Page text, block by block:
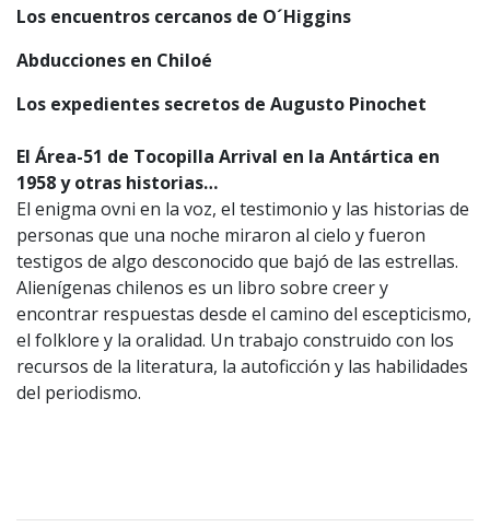
Los encuentros cercanos de O´Higgins
Abducciones en Chiloé
Los expedientes secretos de Augusto Pinochet
El Área-51 de Tocopilla Arrival en la Antártica en
1958 y otras historias…
El enigma ovni en la voz, el testimonio y las historias de
personas que una noche miraron al cielo y fueron
testigos de algo desconocido que bajó de las estrellas.
Alienígenas chilenos es un libro sobre creer y
encontrar respuestas desde el camino del escepticismo,
el folklore y la oralidad. Un trabajo construido con los
recursos de la literatura, la autoficción y las habilidades
del periodismo.